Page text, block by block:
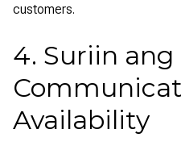
customers.
4. Suriin ang
Availability